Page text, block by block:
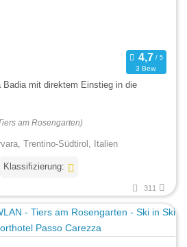
3 Bew.
Badia mit direktem Einstieg in die
am Rosengarten)
Trentino-Südtirol, Italien
Klassifizierung:
311